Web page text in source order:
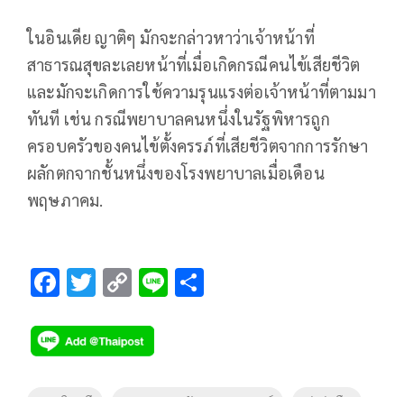
ในอินเดีย ญาติๆ มักจะกล่าวหาว่าเจ้าหน้าที่
สาธารณสุขละเลยหน้าที่เมื่อเกิดกรณีคนไข้เสียชีวิต
และมักจะเกิดการใช้ความรุนแรงต่อเจ้าหน้าที่ตามมา
ทันที เช่น กรณีพยาบาลคนหนึ่งในรัฐพิหารถูก
ครอบครัวของคนไข้ตั้งครรภ์ที่เสียชีวิตจากการรักษา
ผลักตกจากชั้นหนึ่งของโรงพยาบาลเมื่อเดือน
พฤษภาคม.
F
e
b
T
tt
er
C
p
y
Li